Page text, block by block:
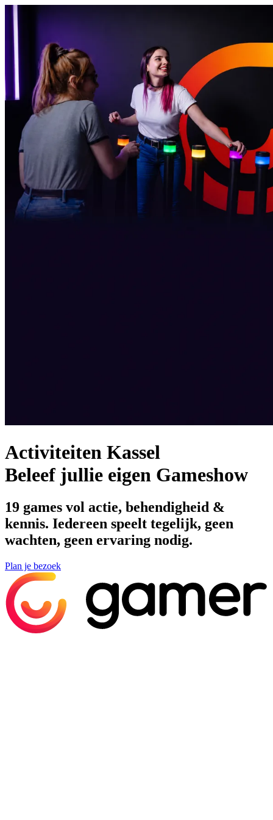
Activiteiten Kassel
Beleef jullie eigen Gameshow
19 games vol actie, behendigheid &
kennis. Iedereen speelt tegelijk, geen
wachten, geen ervaring nodig.
Plan je bezoek